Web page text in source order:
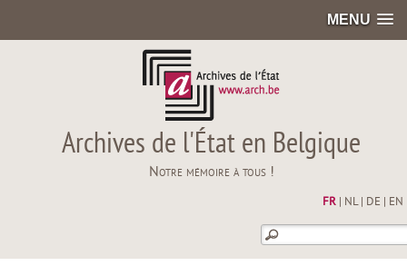
MENU
Archives de l'État en Belgique
Notre mémoire à tous !
FR| NL| DE EN